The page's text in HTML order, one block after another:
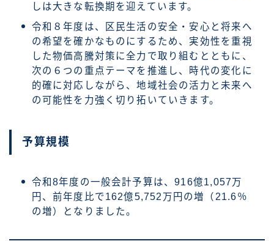
しは大きな転換期を迎えています。
令和８年度は、区民生活の安全・安心と将来へ
の希望を確かなものにするため、実効性を重視
した物価高騰対策に全力で取り組むとともに、
次の６つの重点テーマを推進し、時代の変化に
的確に対応しながら、地域社会の活力と未来へ
の可能性を力強く切り拓いていきます。
予算規模
令和8年度の一般会計予算は、916億1,057万
円、前年度比で162億5,752万円の増（21.6％
の増）となりました。